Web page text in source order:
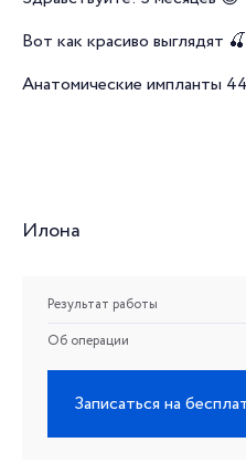
Вот как красиво выглядят 🍒
Анатомические импланты
Илона
Результат работы
Об операции
Записаться на